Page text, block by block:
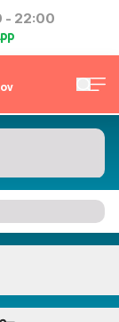
- 22:00